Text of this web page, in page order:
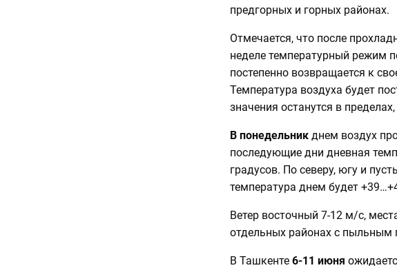
предгорных и горных районах.
Отмечается, что после
неделе температурный режим
постепенно возвращается к
Температура воздуха будет
значения останутся в
В понедельникднем воздух
последующие дни дневная
градусов. По северу, югу и
температура днем будет
Ветер восточный 7-12 м/с,
отдельных районах с пыльным
В Ташкенте 6-11 июня